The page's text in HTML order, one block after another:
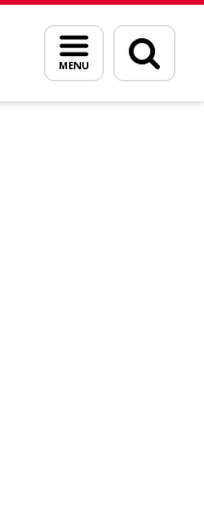
Menu
en
zoeken